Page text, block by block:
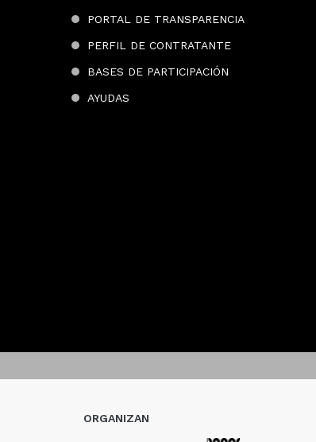
PORTAL DE TRANSPARENCIA
PERFIL DE CONTRATANTE
BASES DE PARTICIPACIÓN
AYUDAS
ORGANIZAN